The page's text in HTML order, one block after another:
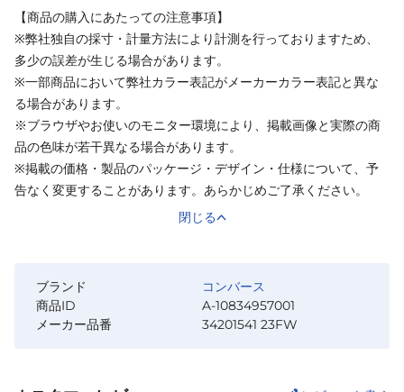
【商品の購入にあたっての注意事項】
※弊社独自の採寸・計量方法により計測を行っておりますため、
多少の誤差が生じる場合があります。
※一部商品において弊社カラー表記がメーカーカラー表記と異な
る場合があります。
※ブラウザやお使いのモニター環境により、掲載画像と実際の商
品の色味が若干異なる場合があります。
※掲載の価格・製品のパッケージ・デザイン・仕様について、予
告なく変更することがあります。あらかじめご了承ください。
閉じる
ブランド
コンバース
商品ID
A-10834957001
メーカー品番
34201541 23FW